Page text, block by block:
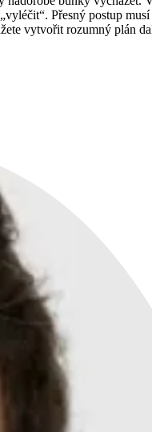
Přesný postup
vytvořit rozumný plán